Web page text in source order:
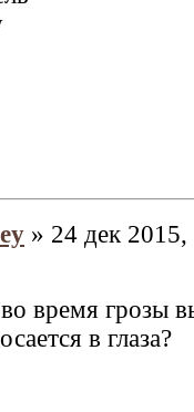
» 24 дек
время грозы
в глаза?